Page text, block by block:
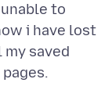
to
i have lost
saved